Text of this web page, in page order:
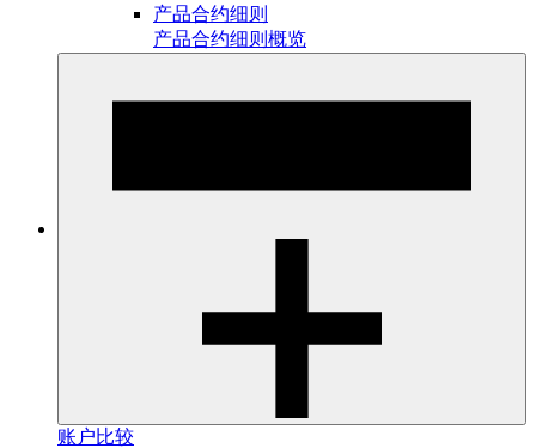
产品合约细则
产品合约细则概览
账户比较